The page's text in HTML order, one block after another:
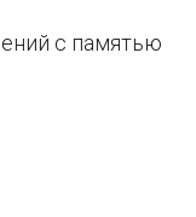
с памятью